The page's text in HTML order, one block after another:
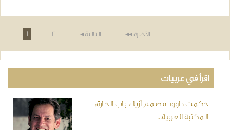
التالية ◂ الأخيرة ◂◂
اقرأ في عربيات
حكمت داوود مصمم أزياء باب الحارة:
المكتبة العربية...